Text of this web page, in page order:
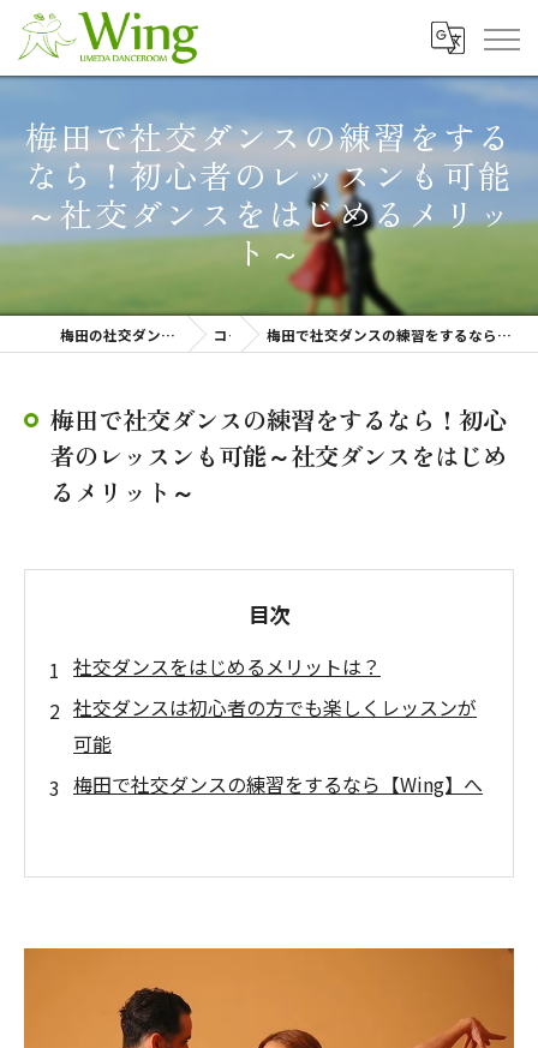
梅田で社交ダンスの練習をする
なら！初心者のレッスンも可能
～社交ダンスをはじめるメリッ
ト～
梅田の社交ダンスなら梅田ダンスルーム Wing コラム 梅田で社交ダンスの練習をするなら！初心者のレッスンも可能～社交ダンスをはじめるメリット～
梅田で社交ダンスの練習をするなら！初心
者のレッスンも可能～社交ダンスをはじめ
るメリット～
目次
社交ダンスをはじめるメリットは？
社交ダンスは初心者の方でも楽しくレッスンが
可能
梅田で社交ダンスの練習をするなら【Wing】へ